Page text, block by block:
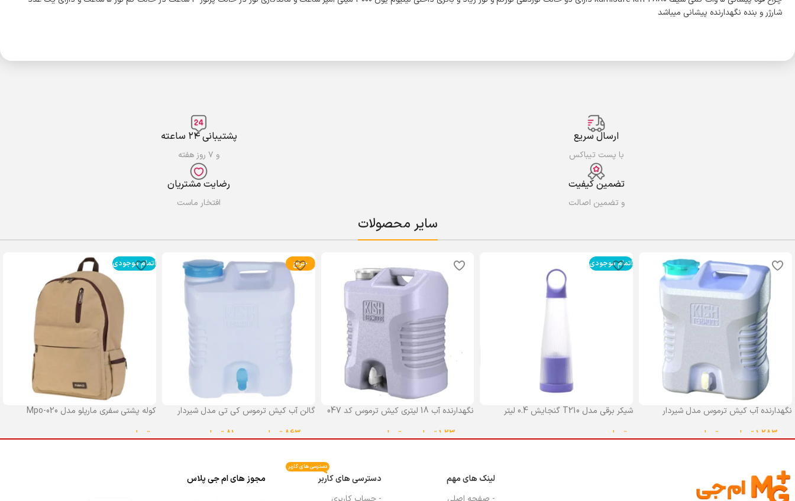
شارژر و بنده نگهدارنده پیشانی میباشد
ارسال سریع
با پست تیباکس
پشتیبانی ۲۴ ساعته
و ۷ روز هفته
تضمین کیفیت
و تضمین اصالت
رضایت مشتریان
افتخار ماست
سایر محصولات
نگهدارنده آب کیش ترموس مدل شیردار
1,283,000تومان تومان
اتمام موجودی
شیکر برقی مدل T210 گنجایش 0.4 لیتر
تومان
نگهدارنده آب 18 لیتری کیش ترموس کد 047
1,230,000تومان تومان
حراج
گالن آب کیش ترموس کی تی مدل شیردار
863,000 تومان 810,000 تومان
اتمام موجودی
کوله پشتی سفری مارپلو مدل Mpo-020
تومان
لینک های مهم
دسترسی های کاربر
دسترسی های کاربر
مجوز های ام جی پلاس